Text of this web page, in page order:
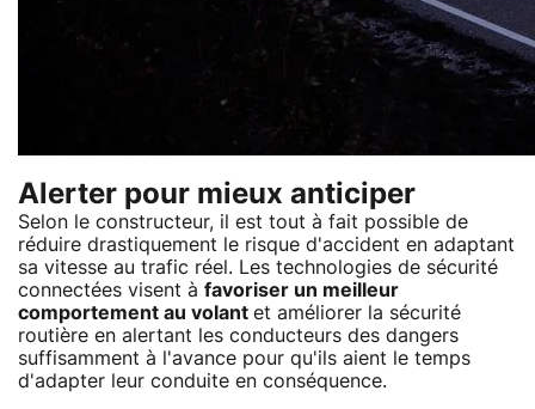
Alerter pour mieux anticiper
Selon le constructeur, il est tout à fait possible de
réduire drastiquement le risque d'accident en adaptant
sa vitesse au trafic réel. Les technologies de sécurité
connectées visent à favoriser un meilleur
comportement au volant et améliorer la sécurité
routière en alertant les conducteurs des dangers
suffisamment à l'avance pour qu'ils aient le temps
d'adapter leur conduite en conséquence.